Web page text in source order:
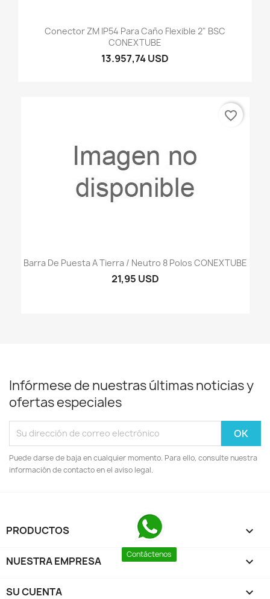
Conector ZM IP54 Para Caño Flexible 2" BSC
CONEXTUBE
13.957,74 USD
Barra De Puesta A Tierra / Neutro 8 Polos CONEXTUBE
21,95 USD
favorite_border
Infórmese de nuestras últimas noticias y
ofertas especiales
Puede darse de baja en cualquier momento. Para ello, consulte nuestra
información de contacto en el aviso legal.
PRODUCTOS 
NUESTRA EMPRESA 
SU CUENTA 
Contáctenos